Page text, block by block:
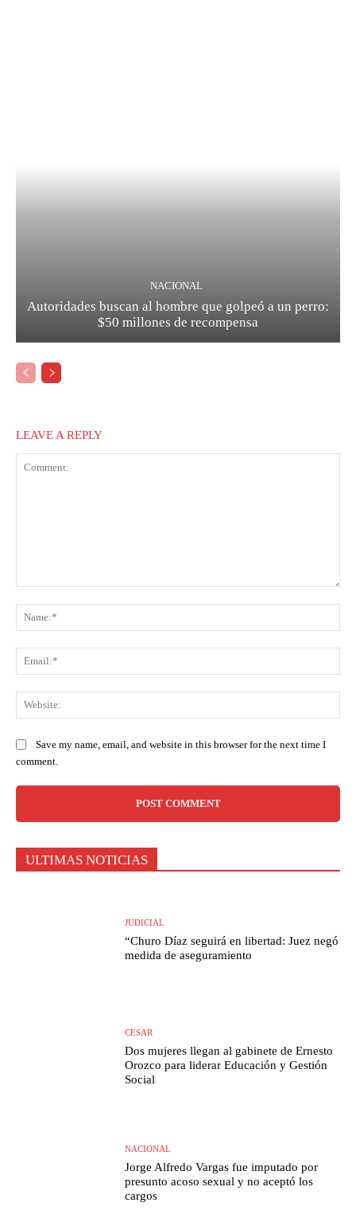
NACIONAL
Autoridades buscan al hombre que golpeó a un perro:
$50 millones de recompensa
LEAVE A REPLY
Save my name, email, and website in this browser for the next time I
comment.
ULTIMAS NOTICIAS
JUDICIAL
“Churo Díaz seguirá en libertad: Juez negó
medida de aseguramiento
CESAR
Dos mujeres llegan al gabinete de Ernesto
Orozco para liderar Educación y Gestión
Social
NACIONAL
Jorge Alfredo Vargas fue imputado por
presunto acoso sexual y no aceptó los
cargos